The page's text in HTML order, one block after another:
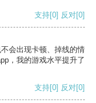
支持[0] 反对[0]
会出现卡顿、掉线的情
，我的游戏水平提升了
支持[0] 反对[0]